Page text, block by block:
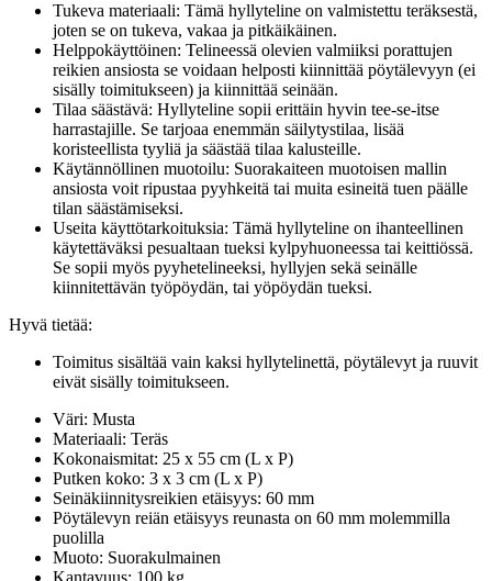
Tukeva materiaali: Tämä hyllyteline on valmistettu teräksestä,
joten se on tukeva, vakaa ja pitkäikäinen.
Helppokäyttöinen: Telineessä olevien valmiiksi porattujen
reikien ansiosta se voidaan helposti kiinnittää pöytälevyyn (ei
sisälly toimitukseen) ja kiinnittää seinään.
Tilaa säästävä: Hyllyteline sopii erittäin hyvin tee-se-itse
harrastajille. Se tarjoaa enemmän säilytystilaa, lisää
koristeellista tyyliä ja säästää tilaa kalusteille.
Käytännöllinen muotoilu: Suorakaiteen muotoisen mallin
ansiosta voit ripustaa pyyhkeitä tai muita esineitä tuen päälle
tilan säästämiseksi.
Useita käyttötarkoituksia: Tämä hyllyteline on ihanteellinen
käytettäväksi pesualtaan tueksi kylpyhuoneessa tai keittiössä.
Se sopii myös pyyhetelineeksi, hyllyjen sekä seinälle
kiinnitettävän työpöydän, tai yöpöydän tueksi.
Hyvä tietää:
Toimitus sisältää vain kaksi hyllytelinettä, pöytälevyt ja ruuvit
eivät sisälly toimitukseen.
Väri: Musta
Materiaali: Teräs
Kokonaismitat: 25 x 55 cm (L x P)
Putken koko: 3 x 3 cm (L x P)
Seinäkiinnitysreikien etäisyys: 60 mm
Pöytälevyn reiän etäisyys reunasta on 60 mm molemmilla
puolilla
Muoto: Suorakulmainen